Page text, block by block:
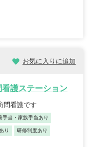
お気に入りに追加
護ステーション
問看護です
手当・家族手当あり
り 研修制度あり